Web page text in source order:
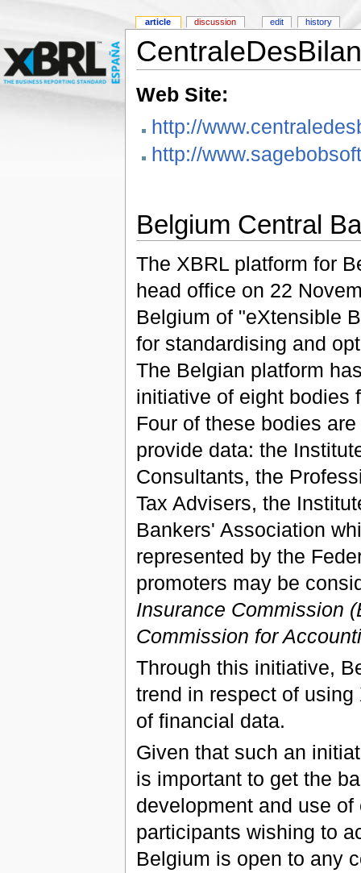
Web Site:
http://
http://
Belgium Central
The XBRL platform for
head office on 22
Belgium of "eXtensible
for standardising and
The Belgian platform
initiative of eight bodies
Four of these bodies
provide data: the
Consultants, the
Tax Advisers, the
Bankers' Association
represented by the
promoters may be
Insurance Commission
Commission for
Through this initiative,
trend in respect of
of financial data.
Given that such an
is important to get the
development and use
participants wishing to
Belgium is open to any
article discussion edit history